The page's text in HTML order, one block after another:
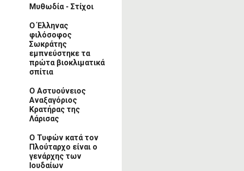
Μυθωδία - Στίχοι
Ο Έλληνας
φιλόσοφος
Σωκράτης
εμπνεύστηκε τα
πρώτα βιοκλιματικά
σπίτια
Ο Αστυούνειος
Αναξαγόριος
Κρατήρας της
Λάρισας
Ο Τυφών κατά τον
Πλούταρχο είναι ο
γενάρχης των
Ιουδαίων